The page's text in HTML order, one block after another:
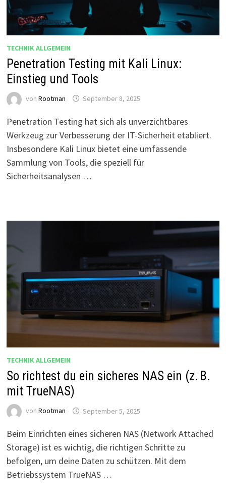
TECHNIK ALLGEMEIN
Penetration Testing mit Kali Linux:
Einstieg und Tools
von Rootman September 8, 2025
Penetration Testing hat sich als unverzichtbares
Werkzeug zur Verbesserung der IT-Sicherheit etabliert.
Insbesondere Kali Linux bietet eine umfassende
Sammlung von Tools, die speziell für
Sicherheitsanalysen …
TECHNIK ALLGEMEIN
So richtest du ein sicheres NAS ein (z. B.
mit TrueNAS)
von Rootman September 5, 2025
Beim Einrichten eines sicheren NAS (Network Attached
Storage) ist es wichtig, die richtigen Schritte zu
befolgen, um deine Daten zu schützen. Mit dem
Betriebssystem TrueNAS …